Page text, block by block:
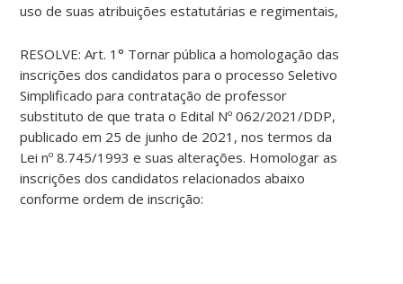
uso de suas atribuições estatutárias e regimentais,
RESOLVE: Art. 1° Tornar pública a homologação das
inscrições dos candidatos para o processo Seletivo
Simplificado para contratação de professor
substituto de que trata o Edital Nº 062/2021/DDP,
publicado em 25 de junho de 2021, nos termos da
Lei nº 8.745/1993 e suas alterações. Homologar as
inscrições dos candidatos relacionados abaixo
conforme ordem de inscrição: